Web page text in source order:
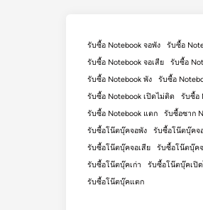
รับซื้อ Notebook จอพัง
รับซื้อ
รับซื้อ Notebook จอเสีย
รับซื้อ
รับซื้อ Notebook พัง
รับซื้อ
รับซื้อ Notebook เปิดไม่ติด
รับซื้อ
รับซื้อ Notebook แตก
รับซื้อซาก
รับซื้อโน๊ตบุ๊คจอพัง
รับซื้อโน๊ตบุ๊คจ
รับซื้อโน๊ตบุ๊คจอเสีย
รับซื้อโน๊ตบุ๊ค
รับซื้อโน๊ตบุ๊คเก่า
รับซื้อโน๊ตบุ๊คเปิ
รับซื้อโน๊ตบุ๊คแตก